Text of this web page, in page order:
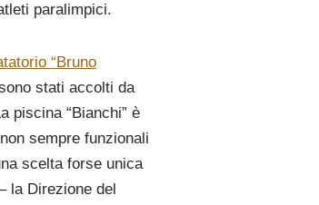
paralimpici.
“Bruno
stati accolti da
piscina “Bianchi” è
sempre funzionali
scelta forse unica
la Direzione del